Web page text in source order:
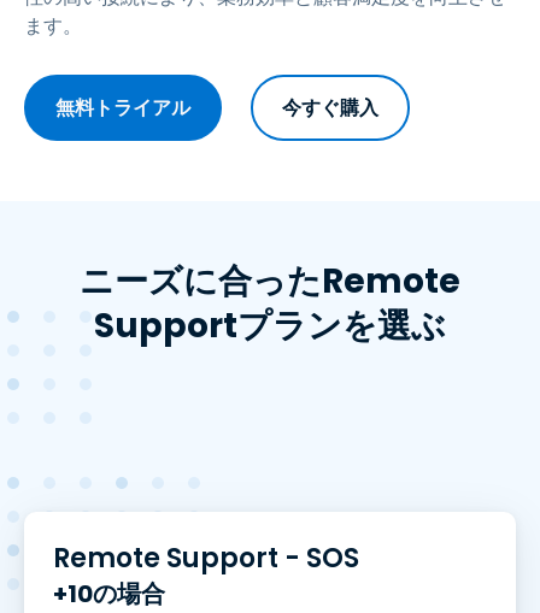
ます。
無料トライアル 今すぐ購入
ニーズに合ったRemote
Supportプランを選ぶ
Remote Support - SOS
+10の場合